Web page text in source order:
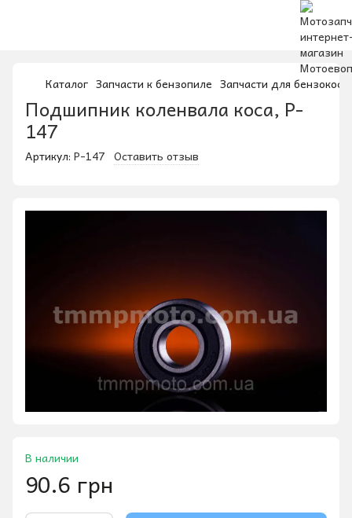
Каталог Запчасти к бензопиле Запчасти для бензокос
Подшипник коленвала коса, P-
147
Артикул: P-147 Оставить отзыв
В наличии
90.6 грн